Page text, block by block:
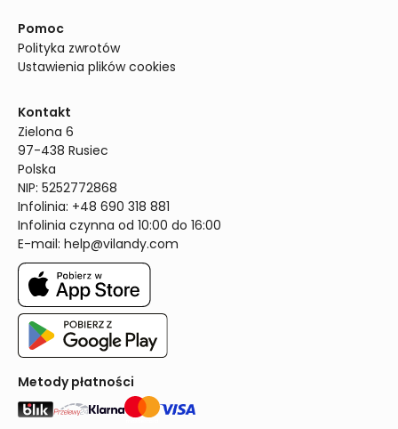
Pomoc
Polityka zwrotów
Ustawienia plików cookies
Kontakt
Zielona 6
97-438 Rusiec
Polska
NIP: 5252772868
Infolinia: +48 690 318 881
Infolinia czynna od 10:00 do 16:00
E-mail: help@vilandy.com
Metody płatności